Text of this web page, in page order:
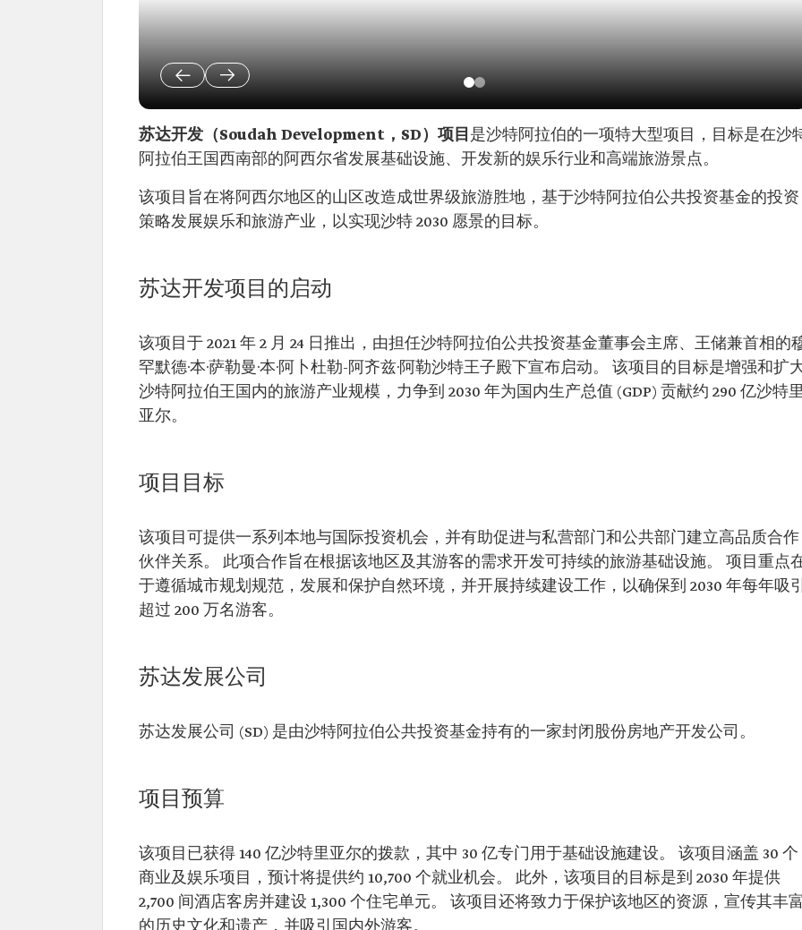
苏达开发（Soudah Development，SD）项目 是沙特阿拉伯的一项特大型项目，目标是在沙
阿拉伯王国西南部的阿西尔省发展基础设施、开发新的娱乐行业和高端旅游景点。
该项目旨在将阿西尔地区的山区改造成世界级旅游胜地，基于沙特阿拉伯公共投资基金的投资
策略发展娱乐和旅游产业，以实现沙特 2030 愿景的目标。
苏达开发项目的启动
该项目于 2021 年 2 月 24 日推出，由担任沙特阿拉伯公共投资基金董事会主席、王储兼首相的
罕默德·本·萨勒曼·本·阿卜杜勒-阿齐兹·阿勒沙特王子殿下宣布启动。 该项目的目标是增强和扩
沙特阿拉伯王国内的旅游产业规模，力争到 2030 年为国内生产总值 (GDP) 贡献约 290 亿沙特
亚尔。
项目目标
该项目可提供一系列本地与国际投资机会，并有助促进与私营部门和公共部门建立高品质合作
伙伴关系。 此项合作旨在根据该地区及其游客的需求开发可持续的旅游基础设施。 项目重点
于遵循城市规划规范，发展和保护自然环境，并开展持续建设工作，以确保到 2030 年每年吸引
超过 200 万名游客。
苏达发展公司
苏达发展公司 (SD) 是由沙特阿拉伯公共投资基金持有的一家封闭股份房地产开发公司。
项目预算
该项目已获得 140 亿沙特里亚尔的拨款，其中 30 亿专门用于基础设施建设。 该项目涵盖 30 个
商业及娱乐项目，预计将提供约 10,700 个就业机会。 此外，该项目的目标是到 2030 年提供
2,700 间酒店客房并建设 1,300 个住宅单元。 该项目还将致力于保护该地区的资源，宣传其丰富